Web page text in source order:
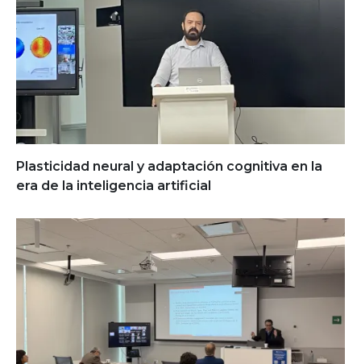
Plasticidad neural y adaptación cognitiva en la
era de la inteligencia artificial